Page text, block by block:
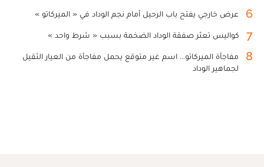
6 عرض خارجي يفتح باب الرحيل أمام نجم الوداد في « الميركاتو »
7 كواليس تعثر صفقة الوداد الضخمة بسبب « شرط واحد »
8
مفاجأة الميركاتو... اسم غير متوقع يحمل مفاجأة من العيار الثقيل
لجماهير الوداد